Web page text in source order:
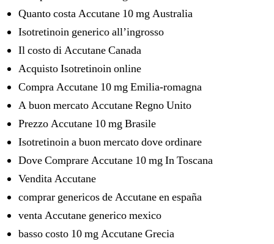
Quanto costa Accutane 10 mg Australia
Isotretinoin generico all’ingrosso
Il costo di Accutane Canada
Acquisto Isotretinoin online
Compra Accutane 10 mg Emilia-romagna
A buon mercato Accutane Regno Unito
Prezzo Accutane 10 mg Brasile
Isotretinoin a buon mercato dove ordinare
Dove Comprare Accutane 10 mg In Toscana
Vendita Accutane
comprar genericos de Accutane en españa
venta Accutane generico mexico
basso costo 10 mg Accutane Grecia